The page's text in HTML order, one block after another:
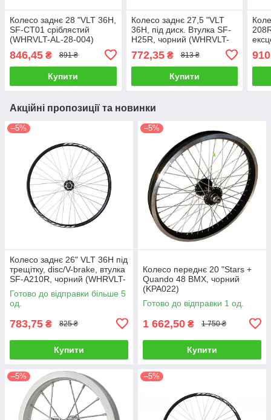
Колесо заднє 28 "VLT 36H,
SF-CT01 сріблястий
(WHRVLT-AL-28-004)
846,45 ₴ 891 ₴
Купити
Колесо заднє 27,5 "VLT
36H, під диск. Втулка SF-
H25R, чорний (WHRVLT-
772,35₴ 813 ₴
Купити
015)
Акційні пропозиції та новинки
–5%
Колесо заднє 26" VLT 36H під
трещітку, disc/V-brake, втулка
SF-A210R, чорний (WHRVLT-
26-000)
Готово до відправки більше 5
од.
783,75 ₴ 825 ₴
Купити
–5%
Колесо переднє 20 "Stars +
Quando 48 BMX, чорний
(KPA022)
Готово до відправки 1 од.
1 662,50 ₴ 1 750 ₴
Купити
–5% –5%